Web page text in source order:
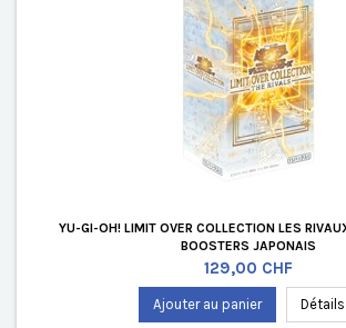
YU-GI-OH! LIMIT OVER COLLECTION LES
BOOSTERS JAPONAIS
Prix
129,00 CHF
Ajouter au panier Détails